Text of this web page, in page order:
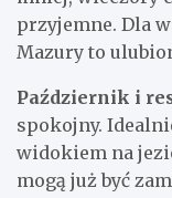
przyjemne. Dla
Mazury to
Październik i
spokojny.
widokiem na
mogą już być